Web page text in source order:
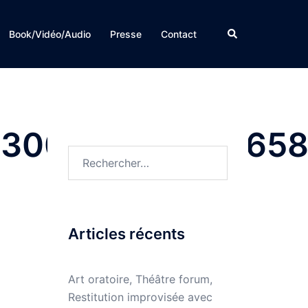
Book/Vidéo/Audio Presse Contact Rechercher
Articles récents
Art oratoire, Théâtre forum,
Restitution improvisée avec